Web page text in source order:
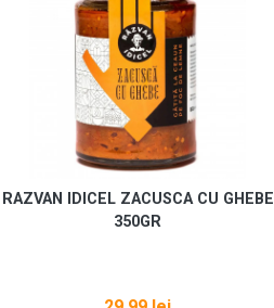
RAZVAN IDICEL ZACUSCA CU GHEBE
350GR